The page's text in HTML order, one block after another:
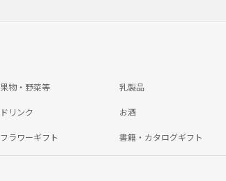
果物・野菜等 乳製品
ドリンク お酒
フラワーギフト 書籍・カタログギフト